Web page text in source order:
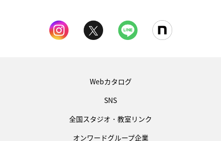
Webカタログ
SNS
全国スタジオ・教室リンク
オンワードグループ企業